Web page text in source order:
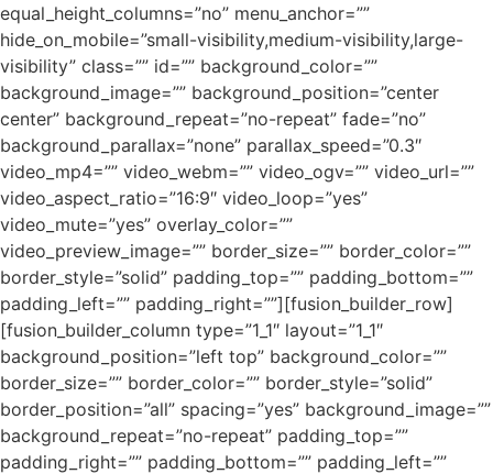
equal_height_columns=”no” menu_anchor=””
hide_on_mobile=”small-visibility,medium-visibility,large-
visibility” class=”” id=”” background_color=””
background_image=”” background_position=”center
center” background_repeat=”no-repeat” fade=”no”
background_parallax=”none” parallax_speed=”0.3″
video_mp4=”” video_webm=”” video_ogv=”” video_url=””
video_aspect_ratio=”16:9″ video_loop=”yes”
video_mute=”yes” overlay_color=””
video_preview_image=”” border_size=”” border_color=””
border_style=”solid” padding_top=”” padding_bottom=””
padding_left=”” padding_right=””][fusion_builder_row]
[fusion_builder_column type=”1_1″ layout=”1_1″
background_position=”left top” background_color=””
border_size=”” border_color=”” border_style=”solid”
border_position=”all” spacing=”yes” background_image=””
background_repeat=”no-repeat” padding_top=””
padding_right=”” padding_bottom=”” padding_left=””